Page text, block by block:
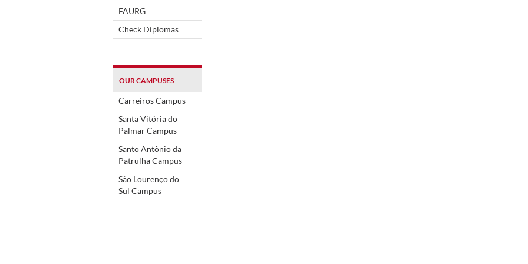
FAURG
Check Diplomas
OUR CAMPUSES
Carreiros Campus
Santa Vitória do
Palmar Campus
Santo Antônio da
Patrulha Campus
São Lourenço do
Sul Campus